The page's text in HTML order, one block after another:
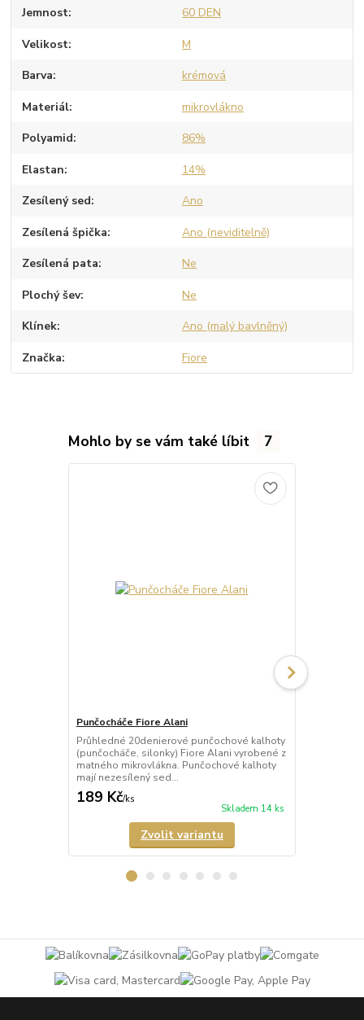
Jemnost 60 DEN
Velikost M
Barva krémová
Materiál mikrovlákno
Polyamid 86%
Elastan 14%
Zesílený sed Ano
Zesílená špička Ano (neviditelně)
Zesílená pata Ne
Plochý šev Ne
Klínek Ano (malý bavlněný)
Značka Fiore
Mohlo by se vám také líbit 7
Punčocháče Fiore Alani
Průhledné 20denierové punčochové kalhoty
(punčocháče, silonky) Fiore Alani vyrobené z
matného mikrovlákna. Punčochové kalhoty
mají nezesílený sed...
189 Kč/ks
Skladem 14 ks
Zvolit variantu